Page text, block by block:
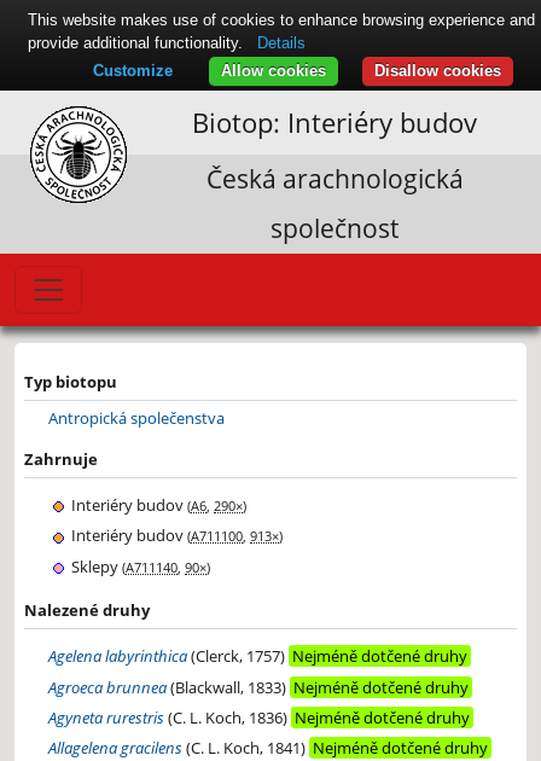
Biotop: Interiéry budov
Česká arachnologická
společnost
+
−
Leaflet|© Seznam.cz a.s. a další
Typ biotopu
Antropická společenstva
Zahrnuje
Interiéry budov (A6 290×)
Interiéry budov (A711100, 913×)
Sklepy (A711140 90×)
Nalezené druhy
Agelena labyrinthica(Clerck, 1757) Nejméně dotčené druhy
Agroeca brunnea(Blackwall, 1833) Nejméně dotčené druhy
Agyneta rurestris(C. L. Koch, 1836) Nejméně dotčené druhy
Allagelena gracilens(C. L. Koch, 1841) Nejméně dotčené druhy
This website makes use of cookies to enhance browsing experience and
provide additional functionality.
Details
Disallow cookies
Allow cookies
Customize